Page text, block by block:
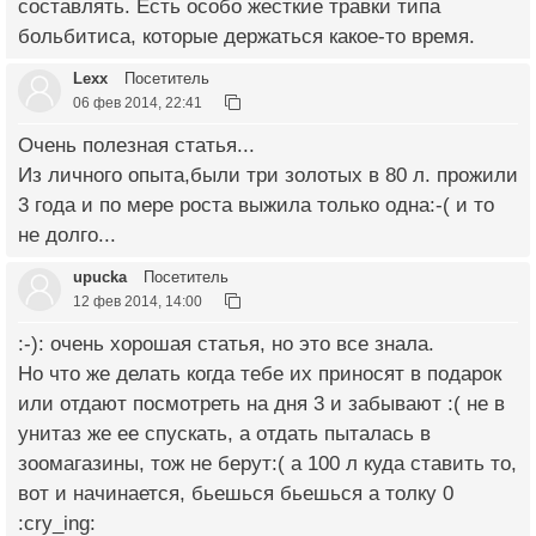
составлять. Есть особо жесткие травки типа
больбитиса, которые держаться какое-то время.
Lexx Посетитель
06 фев 2014, 22:41
Очень полезная статья...
Из личного опыта,были три золотых в 80 л. прожили
3 года и по мере роста выжила только одна:-( и то
не долго...
upucka Посетитель
12 фев 2014, 14:00
:-): очень хорошая статья, но это все знала.
Но что же делать когда тебе их приносят в подарок
или отдают посмотреть на дня 3 и забывают :( не в
унитаз же ее спускать, а отдать пыталась в
зоомагазины, тож не берут:( а 100 л куда ставить то,
вот и начинается, бьешься бьешься а толку 0
:cry_ing: